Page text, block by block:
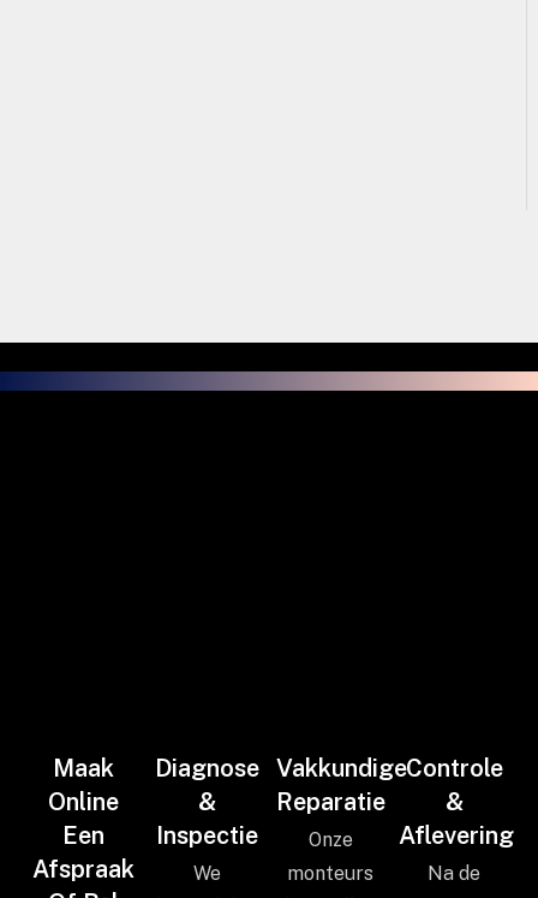
Maak
Online
Een
Afspraak
Diagnose
&
Inspectie
We
Vakkundige
Reparatie
Onze
monteurs
Controle
&
Aflevering
Na de